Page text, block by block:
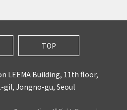
TOP
LEEMA Building, 11th floor,
gil, Jongno-gu, Seoul